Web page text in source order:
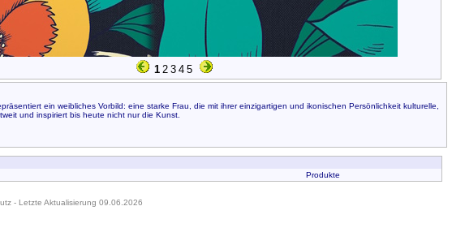
1 2 3 4 5
ein weibliches Vorbild: eine starke Frau, die mit ihrer einzigartigen und ikonischen Persönlichkeit kulturelle,
und inspiriert bis heute nicht nur die Kunst.
Produkte
- Letzte Aktualisierung 09.06.2026